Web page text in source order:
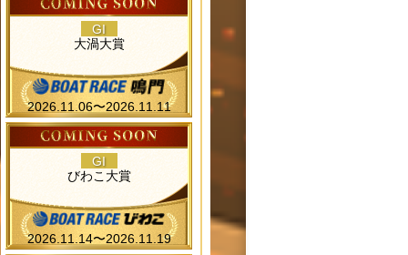
GI
大渦大賞
2026.11.06〜2026.11.11
GI
びわこ大賞
2026.11.14〜2026.11.19